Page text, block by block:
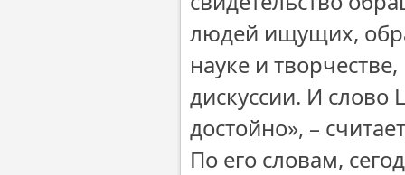
людей ищущих,
науке и
дискуссии. И слово
достойно», –
По его словам,